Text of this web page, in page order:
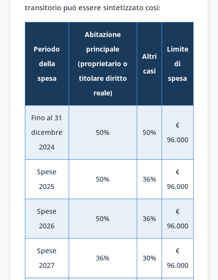
transitorio può essere sintetizzato così:
Periodo
della
spesa
Abitazione
principale
(proprietario o
titolare diritto
reale)
Altri
casi
Limite
di
spesa
Fino al 31
dicembre
2024
50% 50%
€
96.000
Spese
2025
50% 36%
€
96.000
Spese
2026
50% 36%
€
96.000
Spese
2027
36% 30%
€
96.000